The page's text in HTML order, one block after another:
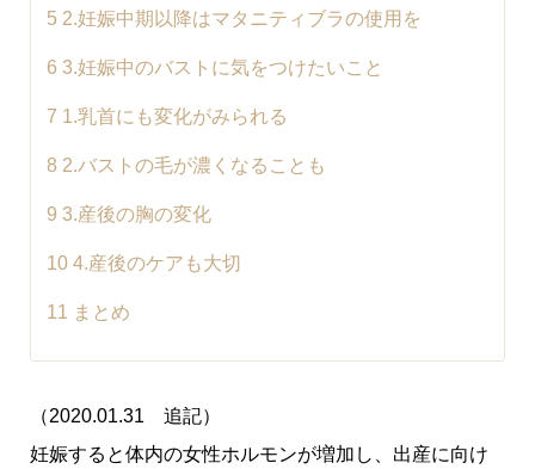
5 2.妊娠中期以降はマタニティブラの使用を
6 3.妊娠中のバストに気をつけたいこと
7 1.乳首にも変化がみられる
8 2.バストの毛が濃くなることも
9 3.産後の胸の変化
10 4.産後のケアも大切
11 まとめ
（2020.01.31 追記）
妊娠すると体内の女性ホルモンが増加し、出産に向け